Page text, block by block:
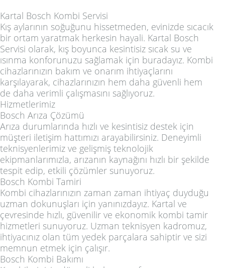
Kartal Bosch Kombi Servisi
Kış aylarının soğuğunu hissetmeden, evinizde sıcacık
bir ortam yaratmak herkesin hayali. Kartal Bosch
Servisi olarak, kış boyunca kesintisiz sıcak su ve
ısınma konforunuzu sağlamak için buradayız. Kombi
cihazlarınızın bakım ve onarım ihtiyaçlarını
karşılayarak, cihazlarınızın hem daha güvenli hem
de daha verimli çalışmasını sağlıyoruz.
Hizmetlerimiz
Bosch Arıza Çözümü
Arıza durumlarında hızlı ve kesintisiz destek için
müşteri iletişim hattımızı arayabilirsiniz. Deneyimli
teknisyenlerimiz ve gelişmiş teknolojik
ekipmanlarımızla, arızanın kaynağını hızlı bir şekilde
tespit edip, etkili çözümler sunuyoruz.
Bosch Kombi Tamiri
Kombi cihazlarınızın zaman zaman ihtiyaç duyduğu
uzman dokunuşları için yanınızdayız. Kartal ve
çevresinde hızlı, güvenilir ve ekonomik kombi tamir
hizmetleri sunuyoruz. Uzman teknisyen kadromuz,
ihtiyacınız olan tüm yedek parçalara sahiptir ve sizi
memnun etmek için çalışır.
Bosch Kombi Bakımı